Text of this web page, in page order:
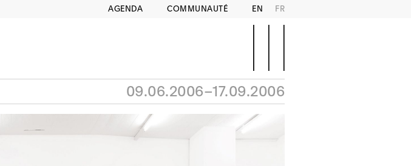
AGENDA COMMUNAUTÉ EN FR
09.06.2006–17.09.2006